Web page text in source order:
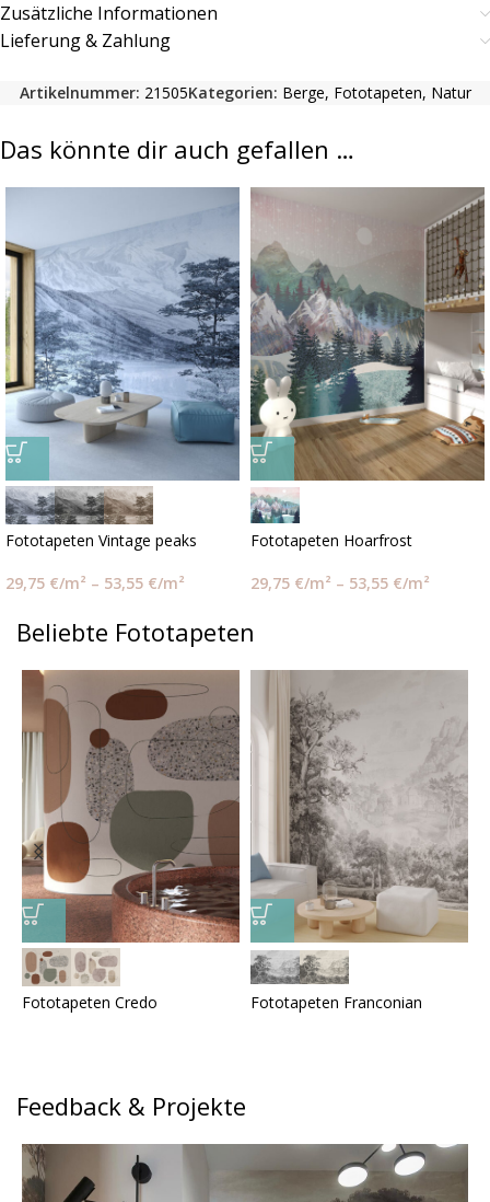
Zusätzliche Informationen
Lieferung & Zahlung
Artikelnummer: 21505Kategorien: Berge, Fototapeten, Natur
Das könnte dir auch gefallen …
Fototapeten Vintage peaks
29,75 €/m² – 53,55 €/m²
Fototapeten Hoarfrost
29,75 €/m² – 53,55 €/m²
Beliebte Fototapeten
Fototapeten Credo Fototapeten Franconian
Feedback & Projekte